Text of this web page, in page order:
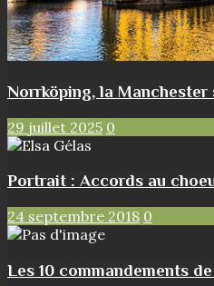
Norrköping, la
29 juillet 2025 0
Portrait : Accords au
24 septembre 2018 0
Les 10 commandements